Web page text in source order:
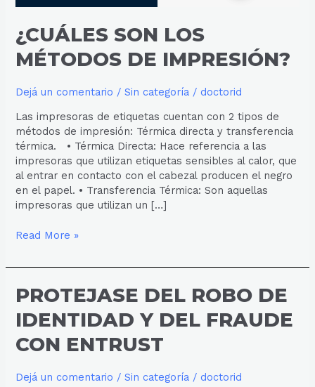
¿CUÁLES SON LOS
MÉTODOS DE IMPRESIÓN?
Dejá un comentario /Sin categoría / doctorid
Las impresoras de etiquetas cuentan con 2 tipos de
métodos de impresión: Térmica directa y transferencia
térmica. • Térmica Directa: Hace referencia a las
impresoras que utilizan etiquetas sensibles al calor, que
al entrar en contacto con el cabezal producen el negro
en el papel. • Transferencia Térmica: Son aquellas
impresoras que utilizan un […]
Read More »
PROTEJASE DEL ROBO DE
IDENTIDAD Y DEL FRAUDE
CON ENTRUST
Dejá un comentario /Sin categoría / doctorid
PROTEJASE
DEL
ROBO
IDENTIDAD
DEL